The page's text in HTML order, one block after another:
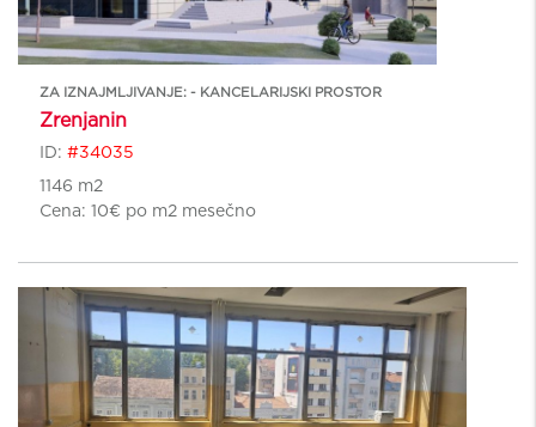
ZA IZNAJMLJIVANJE: - KANCELARIJSKI PROSTOR
Zrenjanin
ID: #34035
1146 m2
Cena: 10€ po m2 mesečno